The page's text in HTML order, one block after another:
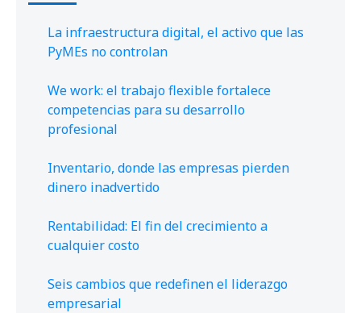
La infraestructura digital, el activo que las
PyMEs no controlan
We work: el trabajo flexible fortalece
competencias para su desarrollo
profesional
Inventario, donde las empresas pierden
dinero inadvertido
Rentabilidad: El fin del crecimiento a
cualquier costo
Seis cambios que redefinen el liderazgo
empresarial